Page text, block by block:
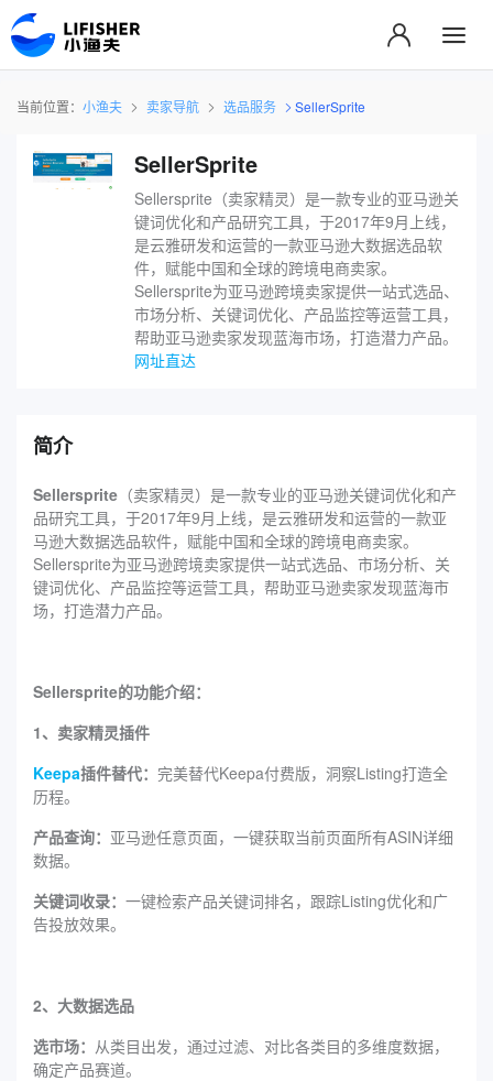
当前位置： 小渔夫 卖家导航 选品服务 SellerSprite
SellerSprite
Sellersprite（卖家精灵）是一款专业的亚马逊关
键词优化和产品研究工具，于2017年9月上线，
是云雅研发和运营的一款亚马逊大数据选品软
件，赋能中国和全球的跨境电商卖家。
Sellersprite为亚马逊跨境卖家提供一站式选品、
市场分析、关键词优化、产品监控等运营工具，
帮助亚马逊卖家发现蓝海市场，打造潜力产品。
网址直达
简介
Sellersprite （卖家精灵）是一款专业的亚马逊关键词优化和产
品研究工具，于2017年9月上线，是云雅研发和运营的一款亚
马逊大数据选品软件，赋能中国和全球的跨境电商卖家。
Sellersprite为亚马逊跨境卖家提供一站式选品、市场分析、关
键词优化、产品监控等运营工具，帮助亚马逊卖家发现蓝海市
场，打造潜力产品。
Sellersprite的功能介绍：
1、卖家精灵插件
Keepa插件替代： 完美替代Keepa付费版，洞察Listing打造全
历程。
产品查询： 亚马逊任意页面，一键获取当前页面所有ASIN详细
数据。
关键词收录： 一键检索产品关键词排名，跟踪Listing优化和广
告投放效果。
2、大数据选品
选市场： 从类目出发，通过过滤、对比各类目的多维度数据，
确定产品赛道。